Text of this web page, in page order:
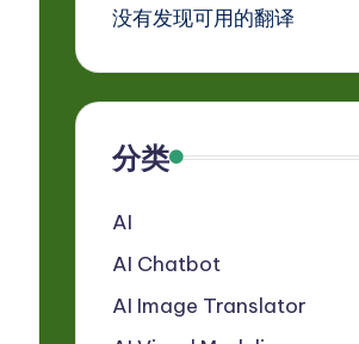
没有发现可用的翻译
分类
AI
AI Chatbot
AI Image Translator